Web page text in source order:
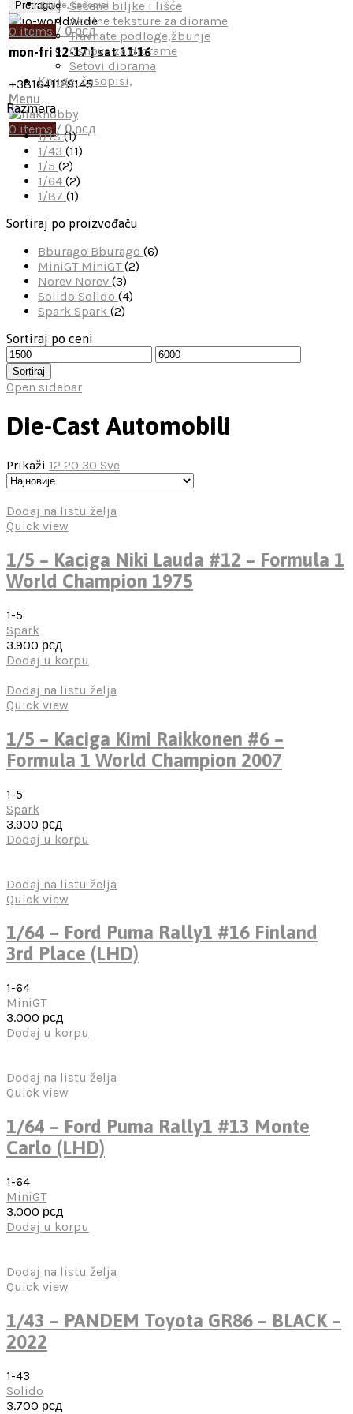
Pretraga
mon-fri 12-17 | sat 11-16
+381641129145
Menu
0 items / 0рсд
Knjige, časopisi
0 items / 0рсд
Sečene biljke i lišće
Akrilne teksture za diorame
Travnate podloge,žbunje
Osnove za diorame
Setovi diorama
Knjige, časopisi,
Razmera
1/18(1)
1/43 (11)
1/5 (2)
1/64 (2)
1/87 (1)
Sortiraj po proizvođaču
Bburago Bburago (6)
MiniGT MiniGT(2)
Norev Norev (3)
Solido Solido (4)
Spark Spark (2)
Sortiraj po ceni
Минимална
цена
Максимална
цена
Sortiraj
Open sidebar
Die-Cast Automobili
Prikaži 12 20 30 Sve
Dodaj na listu želja
Quick view
1/5 – Kaciga Niki Lauda #12 – Formula 1
World Champion 1975
1-5
Spark
3.900 рсд
Dodaj u korpu
Dodaj na listu želja
Quick view
1/5 – Kaciga Kimi Raikkonen #6 –
Formula 1 World Champion 2007
1-5
Spark
3.900 рсд
Dodaj u korpu
Dodaj na listu želja
Quick view
1/64 – Ford Puma Rally1 #16 Finland
3rd Place (LHD)
1-64
MiniGT
3.000 рсд
Dodaj u korpu
Dodaj na listu želja
Quick view
1/64 – Ford Puma Rally1 #13 Monte
Carlo (LHD)
1-64
MiniGT
3.000 рсд
Dodaj u korpu
Dodaj na listu želja
Quick view
1/43 – PANDEM Toyota GR86 – BLACK –
2022
1-43
Solido
3.700 рсд